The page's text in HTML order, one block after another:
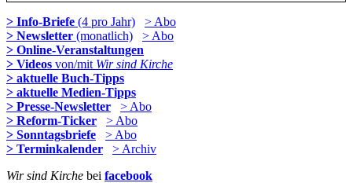
> Info-Briefe (4 pro Jahr)
> Abo
> Newsletter (monatlich)
> Abo
> Online-Veranstaltungen
> Videos von/mit Wir sind Kirche
> aktuelle Buch-Tipps
> aktuelle Medien-Tipps
> Presse-Newsletter
> Abo
> Reform-Ticker
> Abo
> Sonntagsbriefe
> Abo
> Terminkalender
> Archiv
Wir sind Kirche bei facebook